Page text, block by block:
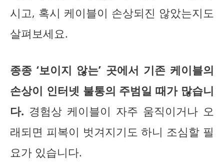
시고, 혹시 케이블이 손상되진 않았는지도
살펴보세요.
종종 ‘보이지 않는’ 곳에서 기존 케이블의
손상이 인터넷 불통의 주범일 때가 많습니
다. 경험상 케이블이 자주 움직이거나 오
래되면 피복이 벗겨지기도 하니 조심할 필
요가 있습니다.